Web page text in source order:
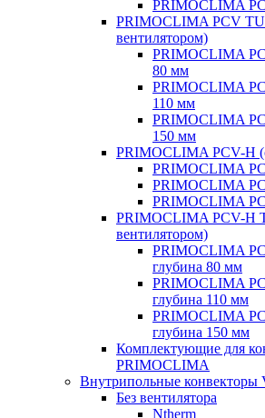
PRIMOCLIMA
PRIMOCLIMA PCV
вентилятором)
PRIMOCLIMA
80 мм
PRIMOCLIMA
110 мм
PRIMOCLIMA
150 мм
PRIMOCLIMA PCV-H
PRIMOCLIMA
PRIMOCLIMA
PRIMOCLIMA
PRIMOCLIMA PCV-H
вентилятором)
PRIMOCLIMA
глубина 80 мм
PRIMOCLIMA
глубина 110 мм
PRIMOCLIMA
глубина 150 мм
Комплектующие для
PRIMOCLIMA
Внутрипольные конвекторы
Без вентилятора
Ntherm